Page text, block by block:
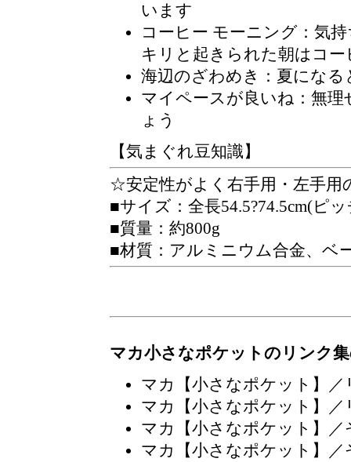
います
コーヒー モーニング ：気
キリと起きられた朝はコ
海辺のざわめき：夏にな
マイペースが良いね ：無
ょう
【気まぐれ豆知識】
☆安定性がよく右手用・左手用
■サイズ：全長54.5?74.5cm(ピッ
■質量：約800g
■材質：アルミニウム合金、ベ
マカ小さなポケットのリンク
マカ【小さなポケット】／
マカ【小さなポケット】／
マカ【小さなポケット】／
マカ【小さなポケット】／